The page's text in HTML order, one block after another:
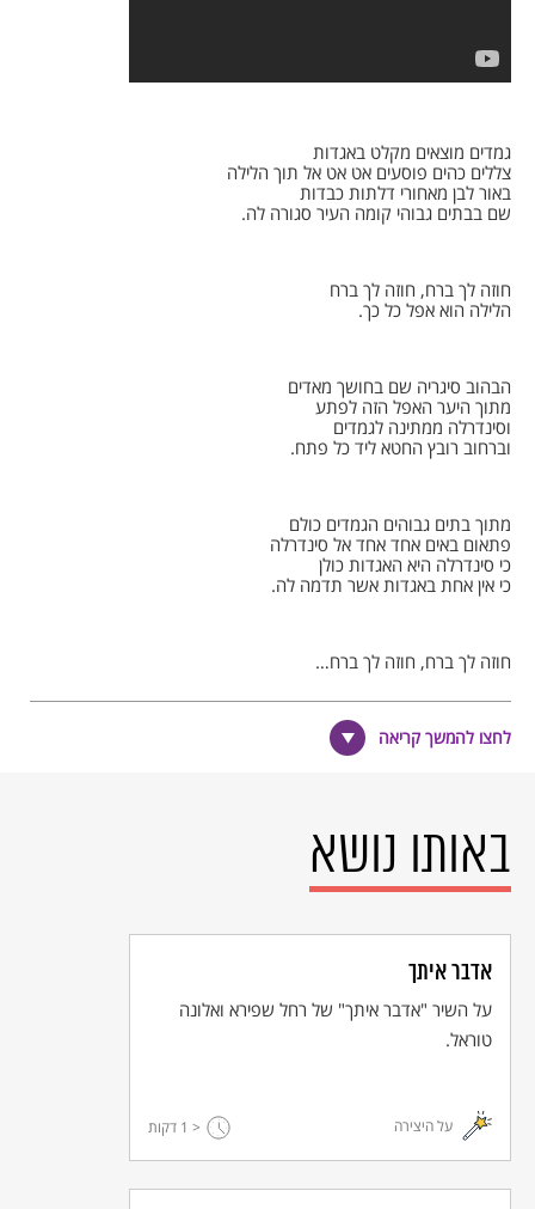
גמדים מוצאים מקלט באגדות
צללים כהים פוסעים אט אט אל תוך הלילה
באור לבן מאחורי דלתות כבדות
שם בבתים גבוהי קומה העיר סגורה לה.
חוזה לך ברח, חוזה לך ברח
הלילה הוא אפל כל כך.
הבהוב סיגריה שם בחושך מאדים
מתוך היער האפל הזה לפתע
וסינדרלה ממתינה לגמדים
וברחוב רובץ החטא ליד כל פתח.
מתוך בתים גבוהים הגמדים כולם
פתאום באים אחד אחד אל סינדרלה
כי סינדרלה היא האגדות כולן
כי אין אחת באגדות אשר תדמה לה.
חוזה לך ברח, חוזה לך ברח…
שומר נפשו נמלט, שומר נפשו תמים
כי אין בעיר מקלט ואין בה רחמים.
חוזה לך ברח, חוזה לך ברח…
והם חומקים אחד אחד מתוך היער
כשהם בורחים לאגדות סוגרים השער.
חוזה לך ברח, חוזה לך ברח…
שומר נפשו נמלט, שומר נפשו תמים
כי אין בעיר מקלט ואין בה רחמים.
לחצו להמשך קריאה
באותו נושא
אדבר איתך
על השיר "אדבר איתך" של רחל שפירא ואלונה
טוראל.
על היצירה < 1 דקות